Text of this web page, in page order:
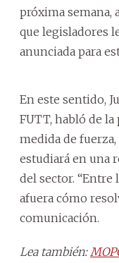
próxima semana,
que legisladores
anunciada para
En este sentido,
FUTT, habló de
medida de
estudiará en una
del sector. “Entre
afuera cómo
comunicación.
Lea también: